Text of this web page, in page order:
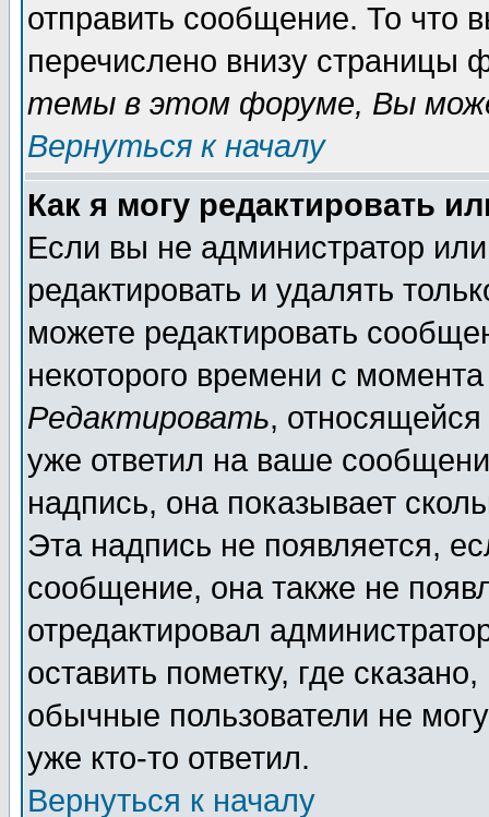
отправить сообщение. То что
перечислено внизу страницы
темы в этом форуме, Вы
Вернуться к началу
Как я могу редактировать
Если вы не администратор
редактировать и удалять
можете редактировать
некоторого времени с
Редактировать,
уже ответил на ваше
надпись, она показывает
Эта надпись не появляется,
сообщение, она также не
отредактировал
оставить пометку, где
обычные пользователи не
уже кто-то ответил.
Вернуться к началу